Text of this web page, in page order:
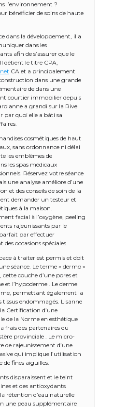
l’environnement ?
bénéficier de soins de haute
dans la développement, il a
dans les
afin de s’assurer que le
détient le titre CPA,
CA et a principalement
dans une grande
de dans une
courtier immobilier depuis
a grandi sur la Rive
par quoi elle a bâti sa
cosmétiques de haut
sans ordonnance ni délai
les emblèmes de
les spas médicaux
Réservez votre séance
une analyse améliore d’une
et des conseils de soin de la
demander un testeur et
à la maison.
facial à l’oxygène, peeling
rajeunissants par le
par effectuer
occasions spéciales.
à traiter est permis et doit
séance. Le terme « dermo »
couche d’une pores et
et l’hypoderme . Le derme
permettant également la
tissus endommagés. Lisanne
Certification d’une
de la Norme en esthétique
frais des partenaires du
provinciale . Le micro-
de rajeunissement d’une
qui implique l’utilisation
de fines aiguilles.
disparaissent et le teint
et des antioxydants
rétention d’eau naturelle
une peau supplémentaire